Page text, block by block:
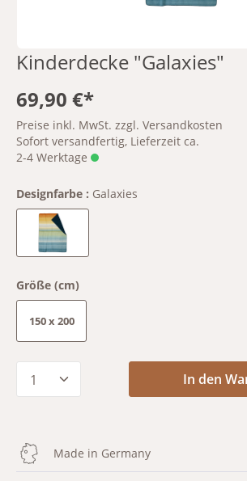
Kinderdecke "Galaxies"
69,90 €*
Preise inkl. MwSt. zzgl. Versandkosten
Sofort versandfertig, Lieferzeit ca.
2-4 Werktage
Designfarbe : Galaxies
Galaxies
Größe (cm)
150 x 200
Produkt Anzahl: Gib den
In den
Made in Germany